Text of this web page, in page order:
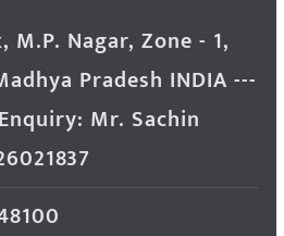
M.P. Nagar, Zone - 1,
Pradesh INDIA ---
Mr. Sachin